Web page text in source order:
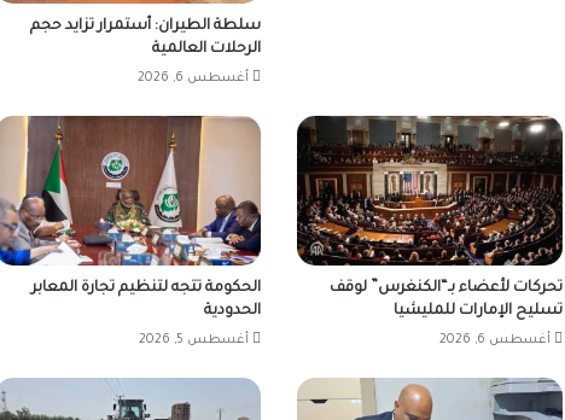
سلطة الطيران: أستمرار تزايد حجم
الرحلات العالمية
أغسطس 6, 2026
تحركات لأعضاء بـ“الكنغرس” لوقف
تسليح الإمارات للمليشيا
أغسطس 6, 2026
الحكومة تتجه لتنظيم تجارة المعابر
الحدودية
أغسطس 5, 2026